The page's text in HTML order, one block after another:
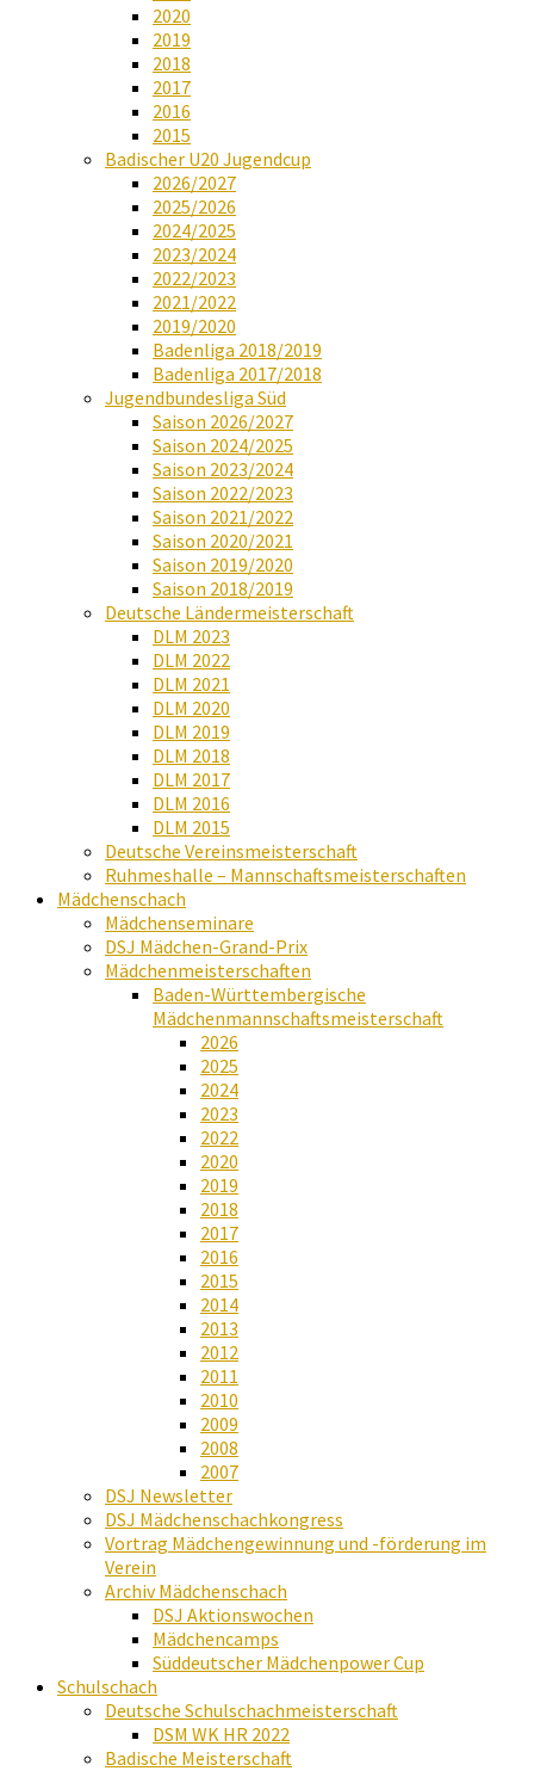
2020
2019
2018
2017
2016
2015
Badischer U20 Jugendcup
2026/2027
2025/2026
2024/2025
2023/2024
2022/2023
2021/2022
2019/2020
Badenliga 2018/2019
Badenliga 2017/2018
Jugendbundesliga Süd
Saison 2026/2027
Saison 2024/2025
Saison 2023/2024
Saison 2022/2023
Saison 2021/2022
Saison 2020/2021
Saison 2019/2020
Saison 2018/2019
Deutsche Ländermeisterschaft
DLM 2023
DLM 2022
DLM 2021
DLM 2020
DLM 2019
DLM 2018
DLM 2017
DLM 2016
DLM 2015
Deutsche Vereinsmeisterschaft
Ruhmeshalle – Mannschaftsmeisterschaften
Mädchenschach
Mädchenseminare
DSJ Mädchen-Grand-Prix
Mädchenmeisterschaften
Baden-Württembergische
Mädchenmannschaftsmeisterschaft
2026
2025
2024
2023
2022
2020
2019
2018
2017
2016
2015
2014
2013
2012
2011
2010
2009
2008
2007
DSJ Newsletter
DSJ Mädchenschachkongress
Vortrag Mädchengewinnung und -förderung im
Verein
Archiv Mädchenschach
DSJ Aktionswochen
Mädchencamps
Süddeutscher Mädchenpower Cup
Schulschach
Deutsche Schulschachmeisterschaft
DSM WK HR 2022
Badische Meisterschaft